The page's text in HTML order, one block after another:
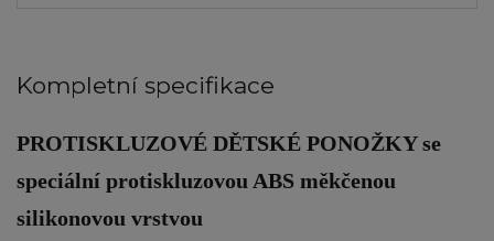
Kompletní specifikace
PROTISKLUZOVÉ DĚTSKÉ PONOŽKYse
speciální protiskluzovou ABS měkčenou
silikonovou vrstvou